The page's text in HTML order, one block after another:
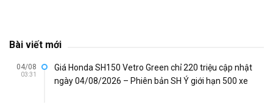
Bài viết mới
04/08
03:31
Giá Honda SH150 Vetro Green chỉ 220 triệu cập nhật
ngày 04/08/2026 – Phiên bản SH Ý giới hạn 500 xe